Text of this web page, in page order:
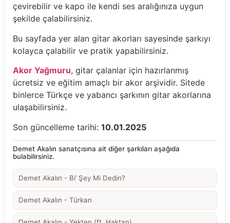
çevirebilir ve kapo ile kendi ses aralığınıza uygun
şekilde çalabilirsiniz.
Bu sayfada yer alan gitar akorları sayesinde şarkıyı
kolayca çalabilir ve pratik yapabilirsiniz.
Akor Yağmuru, gitar çalanlar için hazırlanmış
ücretsiz ve eğitim amaçlı bir akor arşividir. Sitede
binlerce Türkçe ve yabancı şarkının gitar akorlarına
ulaşabilirsiniz.
Son güncelleme tarihi: 10.01.2025
Demet Akalın sanatçısına ait diğer şarkıları aşağıda
bulabilirsiniz.
Demet Akalın - Bi’ Şey Mi Dedin?
Demet Akalın - Türkan